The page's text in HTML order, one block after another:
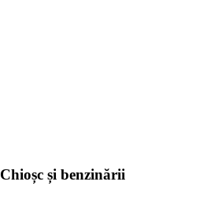
Chioșc și benzinării